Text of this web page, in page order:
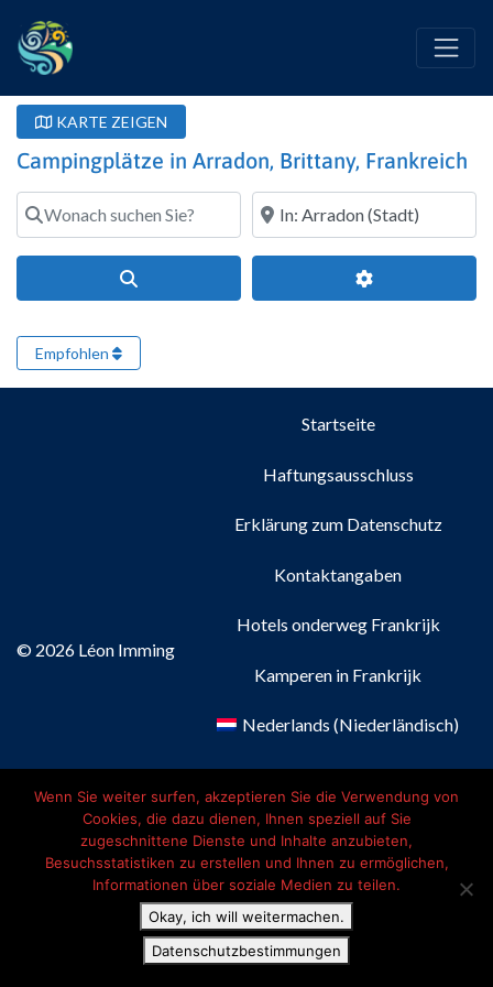
KARTE ZEIGEN
Campingplätze in Arradon, Brittany, Frankreich
Wonach suchen Sie? Wo?
Erweiterte
Empfohlen
© 2026 Léon Imming
Startseite
Haftungsausschluss
Erklärung zum Datenschutz
Kontaktangaben
Hotels onderweg Frankrijk
Kamperen in Frankrijk
Nederlands (Niederländisch)
Français(Französisch)
Deutsch
English Englisch
Wenn Sie weiter surfen, akzeptieren Sie die Verwendung von
Cookies, die dazu dienen, Ihnen speziell auf Sie
zugeschnittene Dienste und Inhalte anzubieten,
Besuchsstatistiken zu erstellen und Ihnen zu ermöglichen,
Informationen über soziale Medien zu teilen.
Okay, ich will weitermachen.
Datenschutzbestimmungen